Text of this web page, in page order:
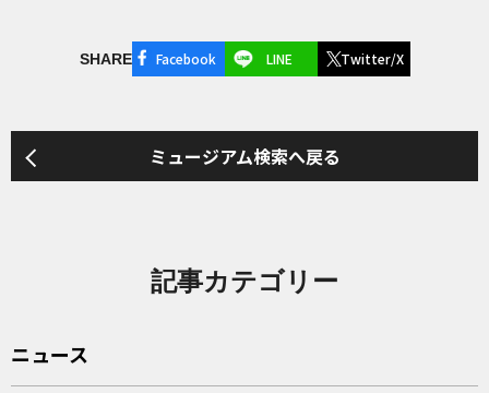
SHARE Facebook LINE Twitter/X
ミュージアム検索へ戻る
記事カテゴリー
ニュース